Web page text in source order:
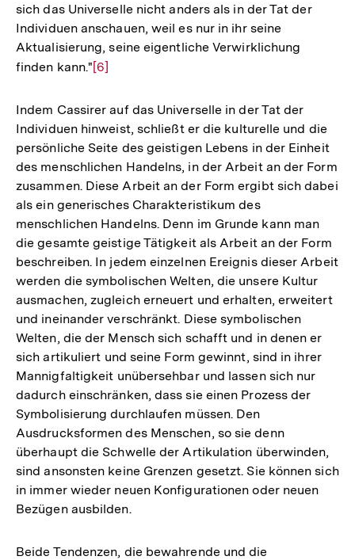
sich das Universelle nicht anders als in der Tat der
Individuen anschauen, weil es nur in ihr seine
Aktualisierung, seine eigentliche Verwirklichung
finden kann."Zur
der
Fußnote
[6]
Indem Cassirer auf das Universelle in der Tat der
Individuen hinweist, schließt er die kulturelle und die
persönliche Seite des geistigen Lebens in der Einheit
des menschlichen Handelns, in der Arbeit an der Form
zusammen. Diese Arbeit an der Form ergibt sich dabei
als ein generisches Charakteristikum des
menschlichen Handelns. Denn im Grunde kann man
die gesamte geistige Tätigkeit als Arbeit an der Form
beschreiben. In jedem einzelnen Ereignis dieser Arbeit
werden die symbolischen Welten, die unsere Kultur
ausmachen, zugleich erneuert und erhalten, erweitert
und ineinander verschränkt. Diese symbolischen
Welten, die der Mensch sich schafft und in denen er
sich artikuliert und seine Form gewinnt, sind in ihrer
Mannigfaltigkeit unübersehbar und lassen sich nur
dadurch einschränken, dass sie einen Prozess der
Symbolisierung durchlaufen müssen. Den
Ausdrucksformen des Menschen, so sie denn
überhaupt die Schwelle der Artikulation überwinden,
sind ansonsten keine Grenzen gesetzt. Sie können sich
in immer wieder neuen Konfigurationen oder neuen
Bezügen ausbilden.
Beide Tendenzen, die bewahrende und die